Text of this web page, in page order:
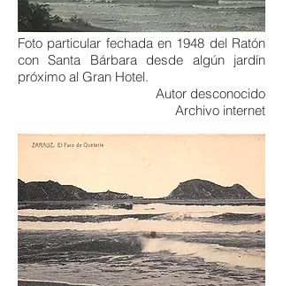
Foto particular fechada en 1948 del Ratón
con Santa Bárbara desde algún jardín
próximo al Gran Hotel.
Autor desconocido
Archivo internet